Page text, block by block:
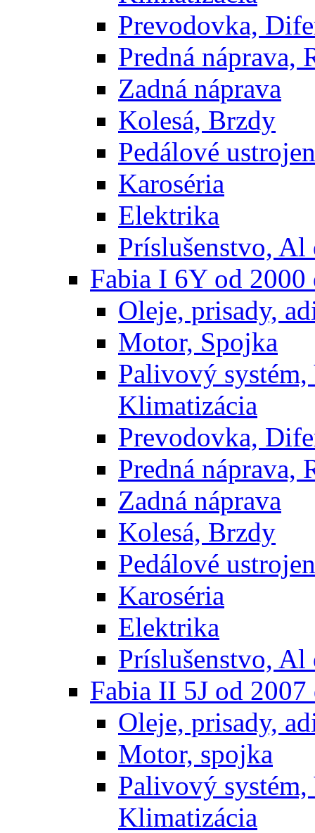
Prevodovka,
Predná náprava,
Zadná náprava
Kolesá, Brzdy
Pedálové
Karoséria
Elektrika
Príslušenstvo, Al
Fabia I 6Y od 2000
Oleje, prisady,
Motor, Spojka
Palivový
Klimatizácia
Prevodovka,
Predná náprava,
Zadná náprava
Kolesá, Brzdy
Pedálové
Karoséria
Elektrika
Príslušenstvo, Al
Fabia II 5J od
Oleje, prisady,
Motor, spojka
Palivový
Klimatizácia